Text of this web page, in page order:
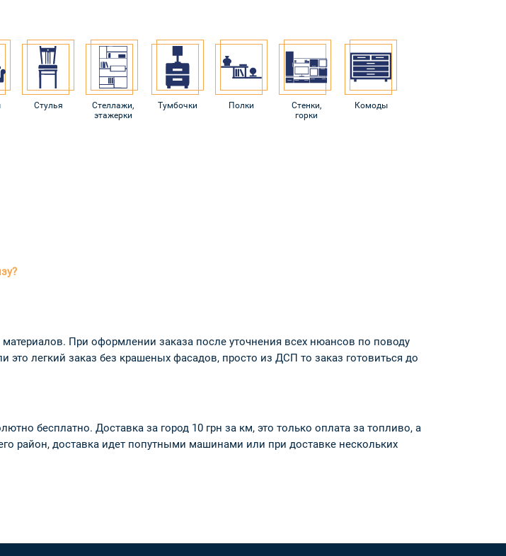
Стулья
Стеллажи,
этажерки
Тумбочки Полки
Стенки,
горки
Комоды
При оформлении заказа после уточнения всех нюансов по поводу
легкий заказ без крашеных фасадов, просто из ДСП то заказ готовиться до
бесплатно. Доставка за город 10 грн за км, это только оплата за топливо, а
район, доставка идет попутными машинами или при доставке нескольких